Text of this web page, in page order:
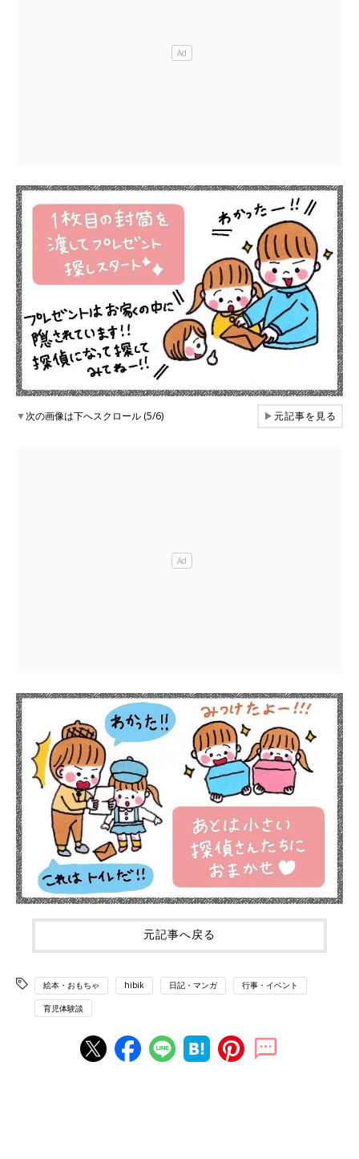
▼次の画像は下へスクロール (5/6) ▶元記事を見る
元記事へ戻る
絵本・おもちゃ hibik 日記・マンガ 行事・イベント
育児体験談